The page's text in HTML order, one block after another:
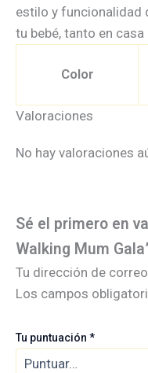
estilo y funcionalidad
tu bebé, tanto en
Color
Valoraciones
No hay valoraciones
Sé el primero en
Walking Mum
Tu dirección de
Los campos
Tu puntuación *